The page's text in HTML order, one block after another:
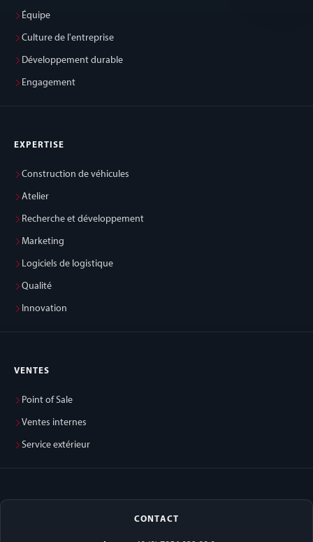
Équipe
Culture de l'entreprise
Développement durable
Engagement
EXPERTISE
Construction de véhicules
Atelier
Recherche et développement
Marketing
Logiciels de logistique
Qualité
Innovation
VENTES
Point of Sale
Ventes internes
Service extérieur
CONTACT